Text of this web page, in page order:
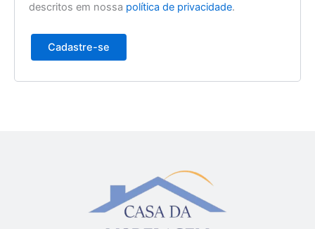
descritos em nossa política de privacidade.
Cadastre-se